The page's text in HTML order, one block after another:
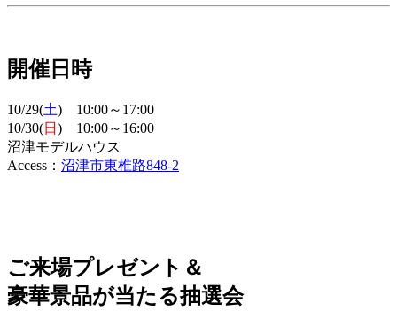
開催日時
10/29(土) 10:00～17:00
10/30(日 ) 10:00～16:00
沼津モデルハウス
Access： 沼津市東椎路848-2
ご来場プレゼント＆
豪華景品が当たる抽選会